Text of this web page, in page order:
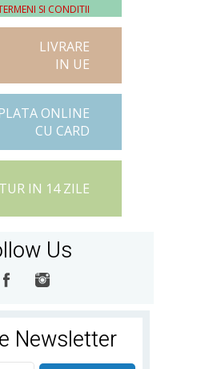
SI CONDITII
LIVRARE
IN UE
ONLINE
CU CARD
IN 14 ZILE
Us
Newsletter